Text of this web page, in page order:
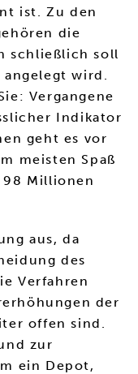
ist. Zu den
die
schließlich soll
angelegt wird.
Vergangene
Indikator
geht es vor
meisten Spaß
Millionen
aus, da
des
Verfahren
der
offen sind.
zur
ein Depot,